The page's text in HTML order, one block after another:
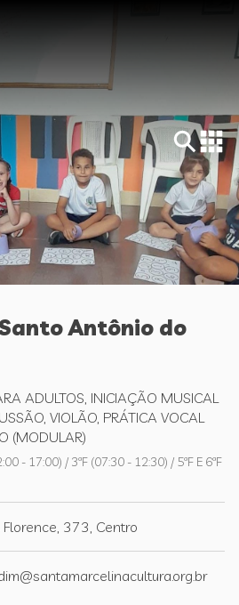
Antônio do
ADULTOS, INICIAÇÃO MUSICAL
VIOLÃO, PRÁTICA VOCAL
(MODULAR)
- 17:00) / 3ªF (07:30 - 12:30) / 5ªF E 6ªF
373, Centro